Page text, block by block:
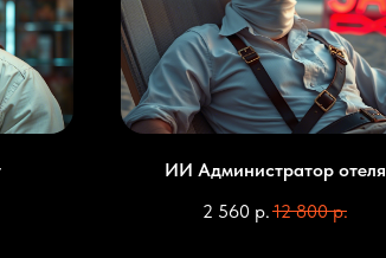
ИИ Администратор отеля
2 560 р.12 800 р.